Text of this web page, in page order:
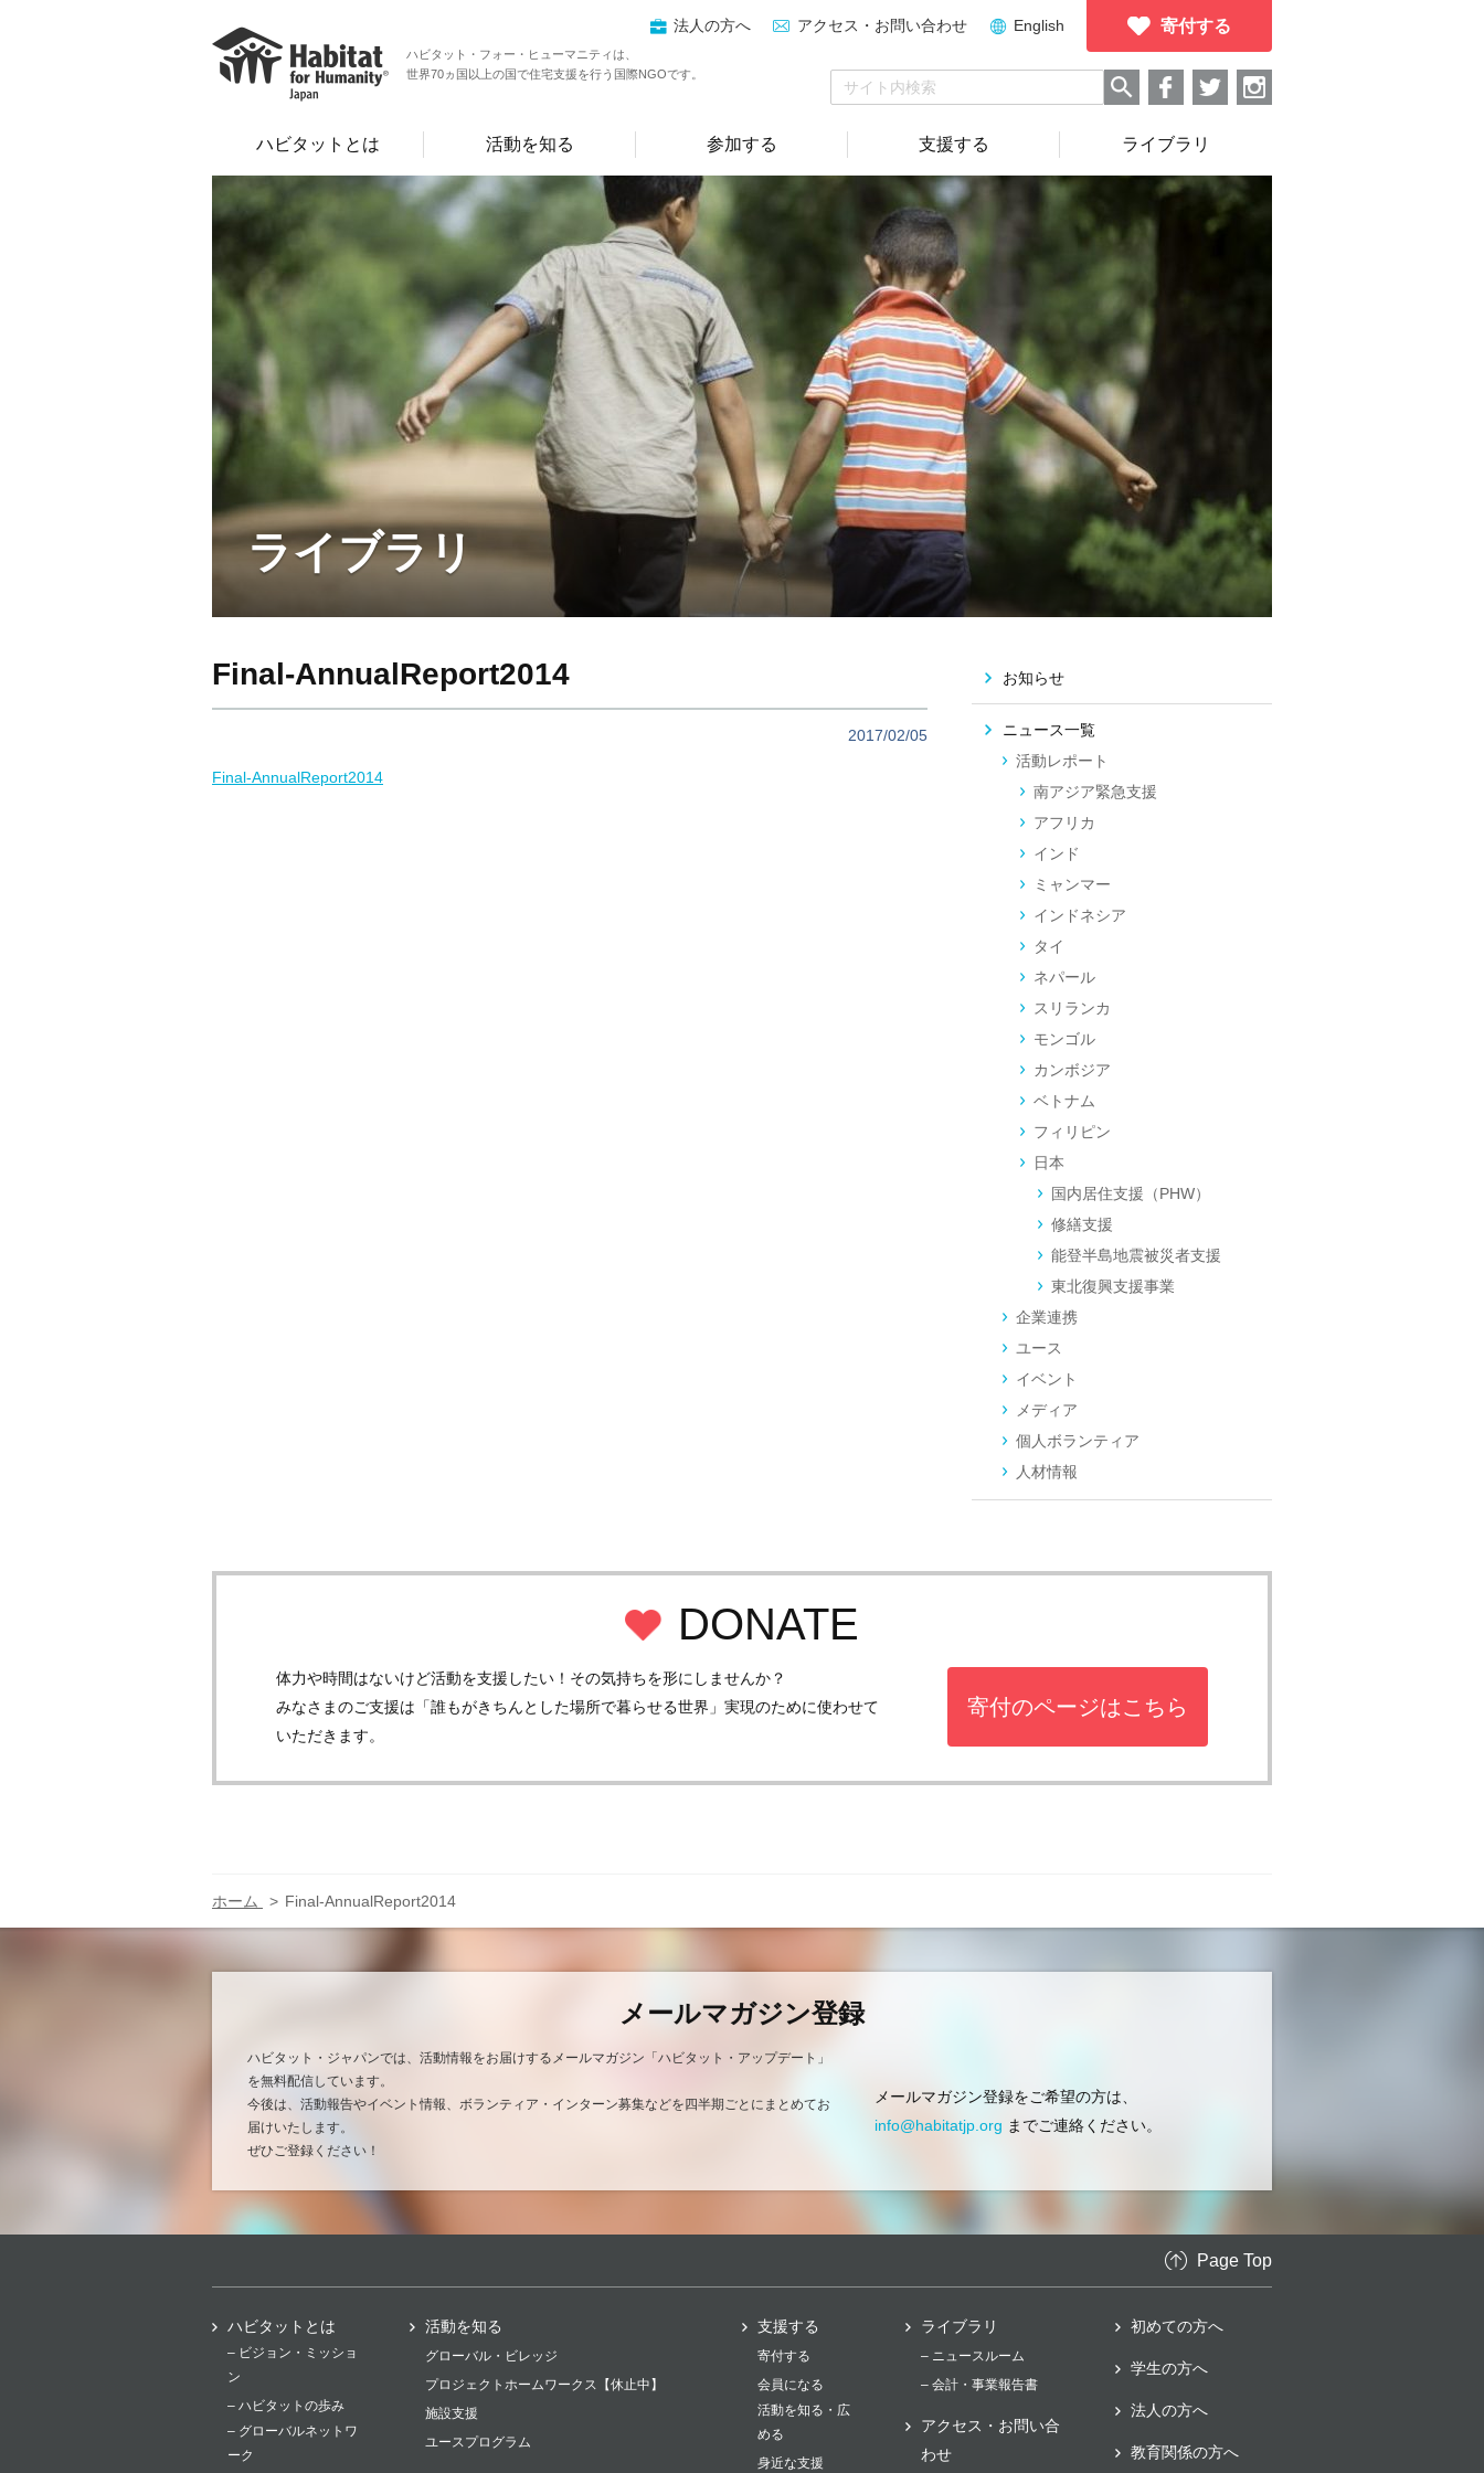
ハビタット・フォー・ヒューマニティは、
世界70ヵ国以上の国で住宅支援を行う国際NGOです。
寄付する
法人の方へ アクセス・お問い合わせ English
ハビタットとは 活動を知る 参加する 支援する ライブラリ
ライブラリ
Final-AnnualReport2014
2017/02/05
Final-AnnualReport2014
お知らせ
ニュース一覧
活動レポート
南アジア緊急支援
アフリカ
インド
ミャンマー
インドネシア
タイ
ネパール
スリランカ
モンゴル
カンボジア
ベトナム
フィリピン
日本
国内居住支援（PHW）
修繕支援
能登半島地震被災者支援
東北復興支援事業
企業連携
ユース
イベント
メディア
個人ボランティア
人材情報
DONATE
体力や時間はないけど活動を支援したい！その気持ちを形にしませんか？
みなさまのご支援は「誰もがきちんとした場所で暮らせる世界」実現のために使わせて
いただきます。
寄付のページはこちら
ホーム Final-AnnualReport2014
メールマガジン登録
ハビタット・ジャパンでは、活動情報をお届けするメールマガジン「ハビタット・アップデート」
を無料配信しています。
今後は、活動報告やイベント情報、ボランティア・インターン募集などを四半期ごとにまとめてお
届けいたします。
ぜひご登録ください！
メールマガジン登録をご希望の方は、
info@habitatjp.org までご連絡ください。
Page Top
ハビタットとは
– ビジョン・ミッショ
ン
– ハビタットの歩み
– グローバルネットワ
ーク
活動を知る
グローバル・ビレッジ
プロジェクトホームワークス【休止中】
施設支援
ユースプログラム
支援する
寄付する
会員になる
活動を知る・広
める
身近な支援
ライブラリ
– ニュースルーム
– 会計・事業報告書
アクセス・お問い合
わせ
初めての方へ
学生の方へ
法人の方へ
教育関係の方へ